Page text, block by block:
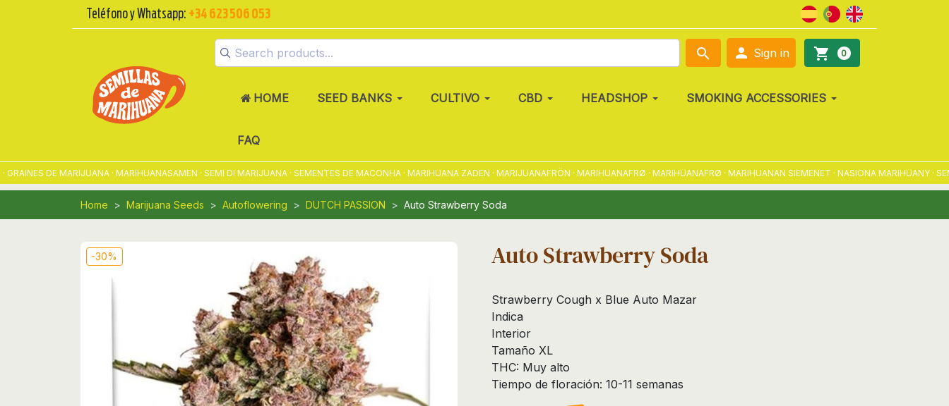
Teléfono y Whatsapp: +34 623 506 053
search  Sign in shopping_cart 0
HOME SEED BANKS CULTIVO CBD HEADSHOP SMOKING ACCESSORIES
FAQ
DE MARIJUANA · MARIHUANASAMEN · SEMI DI MARIJUANA · SEMENTES DE MACONHA · MARIHUANA ZADEN · MARIJUANAFRÖN · MARIHUANAFRØ · MARIHUANAFRØ · MARIHUANAN SIEMENET · NASIONA MARIHUANY ·
Home Marijuana Seeds Autoflowering DUTCH PASSION Auto Strawberry Soda
-30% Auto Strawberry Soda
Strawberry Cough x Blue Auto Mazar
Indica
Interior
Tamaño XL
THC: Muy alto
Tiempo de floración: 10-11 semanas